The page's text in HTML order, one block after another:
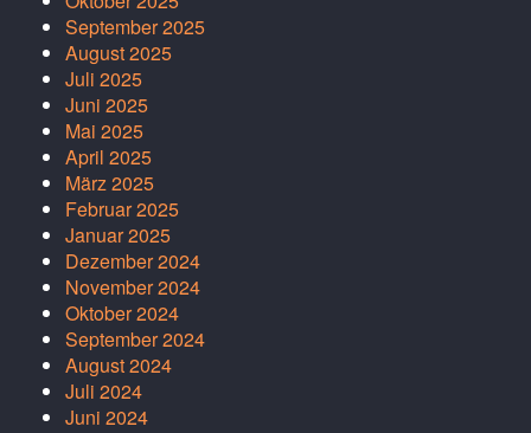
September 2025
August 2025
Juli 2025
Juni 2025
Mai 2025
April 2025
März 2025
Februar 2025
Januar 2025
Dezember 2024
November 2024
Oktober 2024
September 2024
August 2024
Juli 2024
Juni 2024